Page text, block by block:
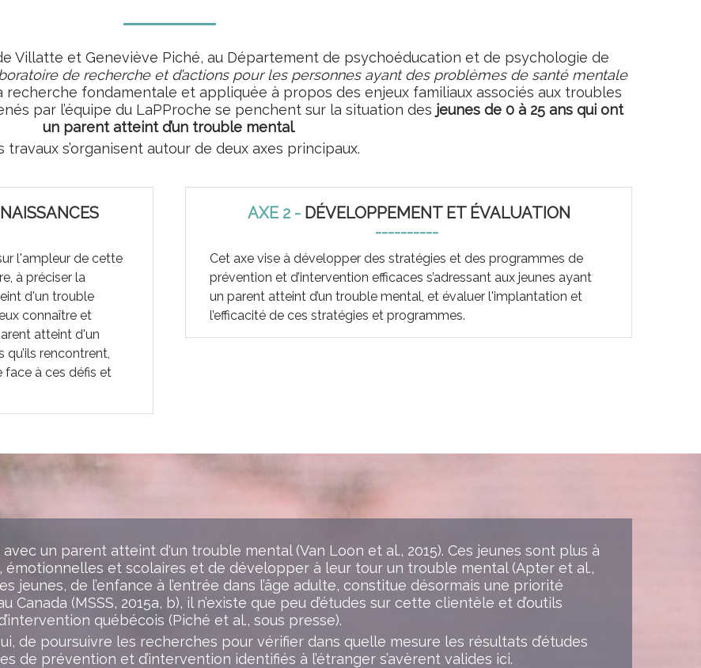
Villatte et Geneviève Piché, au Département de psychoéducation et de psychologie de
de recherche et d’actions pour les personnes ayant des problèmes de santé mentale
recherche fondamentale et appliquée à propos des enjeux familiaux associés aux troubles
par l’équipe du LaPProche se penchent sur la situation des jeunes de 0 à 25 ans qui ont
un parent atteint d’un trouble mental.
travaux s’organisent autour de deux axes principaux.
l'ampleur de cette
à préciser la
d'un trouble
connaître et
atteint d'un
rencontrent,
face à ces défis et
AXE 2 - DÉVELOPPEMENT ET ÉVALUATION
----------
Cet axe vise à développer des stratégies et des programmes de
prévention et d’intervention efficaces s’adressant aux jeunes ayant
un parent atteint d’un trouble mental, et évaluer l'implantation et
l’efficacité de ces stratégies et programmes.
avec un parent atteint d'un trouble mental (Van Loon et al., 2015). Ces jeunes sont plus à
émotionnelles et scolaires et de développer à leur tour un trouble mental (Apter et al.,
jeunes, de l’enfance à l’entrée dans l’âge adulte, constitue désormais une priorité
(MSSS, 2015a, b), il n’existe que peu d’études sur cette clientèle et d’outils
québécois (Piché et al., sous presse).
de poursuivre les recherches pour vérifier dans quelle mesure les résultats d’études
de prévention et d’intervention identifiés à l’étranger s’avèrent valides ici.